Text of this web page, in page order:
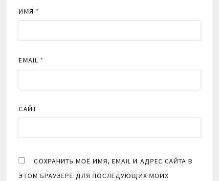
ИМЯ *
EMAIL *
САЙТ
СОХРАНИТЬ МОЁ ИМЯ, EMAIL И АДРЕС САЙТА В
ЭТОМ БРАУЗЕРЕ ДЛЯ ПОСЛЕДУЮЩИХ МОИХ